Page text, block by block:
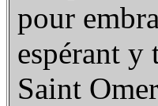
pour
espérant y
Saint